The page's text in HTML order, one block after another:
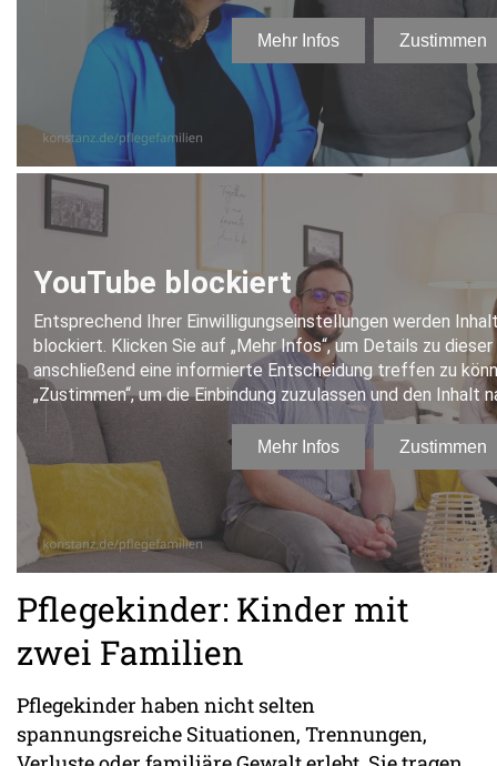
Pflegekinder: Kinder mit
zwei Familien
Pflegekinder haben nicht selten
spannungsreiche Situationen, Trennungen,